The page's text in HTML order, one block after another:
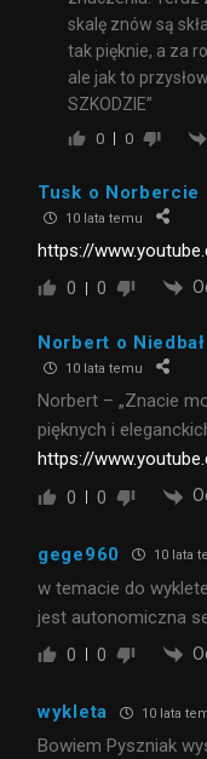
skalę znów są
tak pięknie, a za
ale jak to
SZKODZIE”
0 0
Tusk o
10 lata temu
https://
0 0
Norbert o
10 lata temu
Norbert – „Znacie
pięknych i
https://
0 0
gege960 10 lata
w temacie do
jest autonomiczna
0 0
wykleta 10 lata
Bowiem Pyszniak